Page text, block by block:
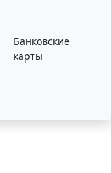
Банковские
карты